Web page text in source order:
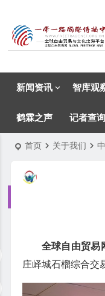
新闻资讯 智库观
鹤霖之声 记者查询
首页 关于我们
全球自由贸易
庄峄城石榴综合交